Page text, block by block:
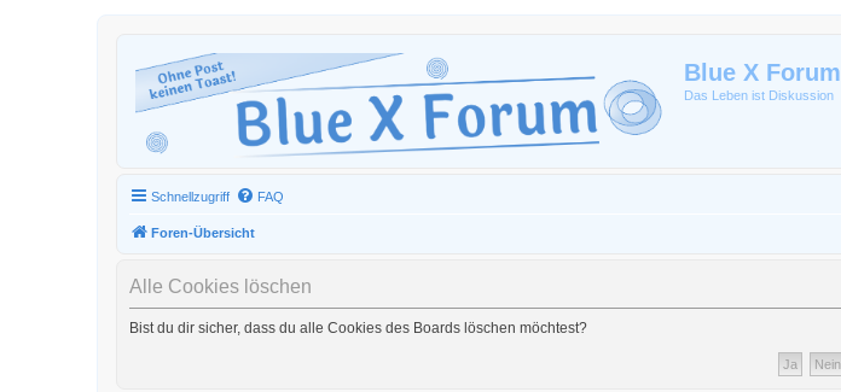
Blue X Forum
Das Leben ist Diskussion
Schnellzugriff FAQ
Foren-Übersicht
Alle Cookies löschen
Bist du dir sicher, dass du alle Cookies des Boards löschen möchtest?